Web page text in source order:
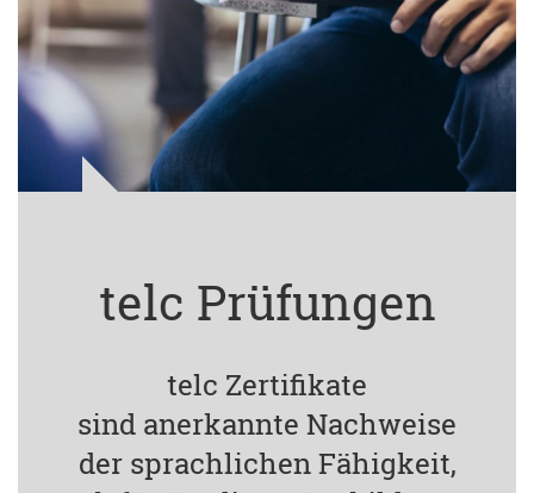
telc Prüfungen
telc Zertifikate
sind anerkannte Nachweise
der sprachlichen Fähigkeit,